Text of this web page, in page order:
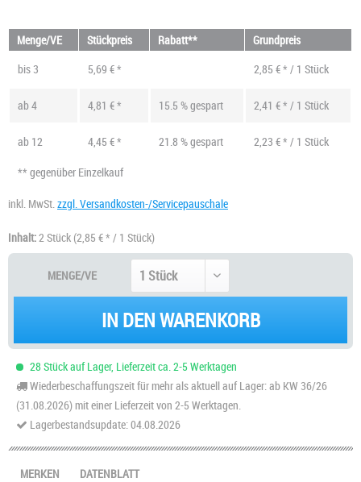
Menge/VE Stückpreis Rabatt**
Grundpreis
bis 3 5,69 € * 2,85 € * / 1 Stück
ab4 4,81 € * 15.5 % gespart 2,41 € * / 1 Stück
ab 12 4,45 € * 21.8 % gespart
2,23 € * / 1 Stück
** gegenüber Einzelkauf
inkl. MwSt. zzgl. Versandkosten-/Servicepauschale
Inhalt:2 Stück (2,85 € * / 1 Stück)
MENGE/VE
IN DEN WARENKORB
28 Stück auf Lager, Lieferzeit ca. 2-5 Werktagen
Wiederbeschaffungszeit für mehr als aktuell auf Lager: ab KW 36/26
(31.08.2026) mit einer Lieferzeit von 2-5 Werktagen.
Lagerbestandsupdate: 04.08.2026
DATENBLATT
MERKEN